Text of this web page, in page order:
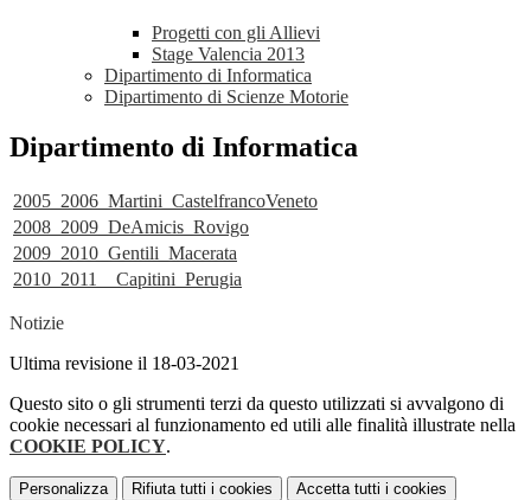
Progetti con gli Allievi
Stage Valencia 2013
Dipartimento di Informatica
Dipartimento di Scienze Motorie
Dipartimento di Informatica
2005_2006_Martini_CastelfrancoVeneto
2008_2009_DeAmicis_Rovigo
2009_2010_Gentili_Macerata
2010_2011__Capitini_Perugia
Notizie
Ultima revisione il 18-03-2021
Questo sito o gli strumenti terzi da questo utilizzati si avvalgono di
cookie necessari al funzionamento ed utili alle finalità illustrate nella
COOKIE POLICY.
Personalizza Rifiuta tutti i cookies Accetta tutti i cookies